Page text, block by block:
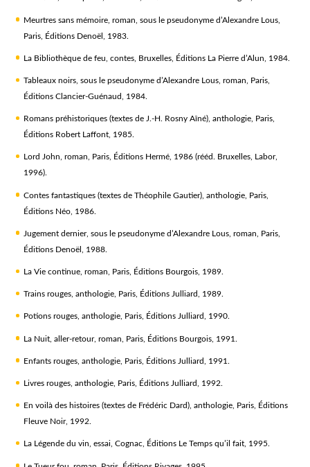
Meurtres sans mémoire, roman, sous le pseudonyme d’Alexandre Lous,
Paris, Éditions Denoël, 1983.
La Bibliothèque de feu , contes, Bruxelles, Éditions La Pierre d’Alun, 1984.
Tableaux noirs, sous le pseudonyme d’Alexandre Lous, roman, Paris,
Éditions Clancier-Guénaud, 1984.
Romans préhistoriques(textes de J.-H. Rosny Aîné), anthologie, Paris,
Éditions Robert Laffont, 1985.
Lord John , roman, Paris, Éditions Hermé, 1986 (rééd. Bruxelles, Labor,
1996).
Contes fantastiques(textes de Théophile Gautier), anthologie, Paris,
Éditions Néo, 1986.
Jugement dernier, sous le pseudonyme d’Alexandre Lous, roman, Paris,
Éditions Denoël, 1988.
La Vie continue, roman, Paris, Éditions Bourgois, 1989.
Trains rouges, anthologie, Paris, Éditions Julliard, 1989.
Potions rouges, anthologie, Paris, Éditions Julliard, 1990.
La Nuit, aller-retour, roman, Paris, Éditions Bourgois, 1991.
Enfants rouges, anthologie, Paris, Éditions Julliard, 1991.
Livres rouges, anthologie, Paris, Éditions Julliard, 1992.
En voilà des histoires(textes de Frédéric Dard), anthologie, Paris, Éditions
Fleuve Noir, 1992.
La Légende du vin , essai, Cognac, Éditions Le Temps qu’il fait, 1995.